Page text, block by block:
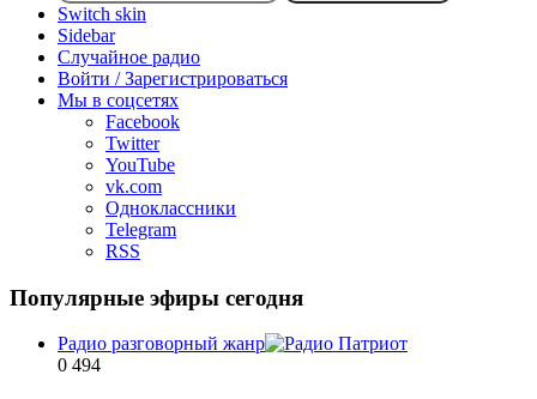
Switch skin
Sidebar
Случайное радио
Войти / Зарегистрироваться
Мы в соцсетях
Facebook
Twitter
YouTube
vk.com
Одноклассники
Telegram
RSS
Популярные эфиры сегодня
Радио разговорный жанр
0 494